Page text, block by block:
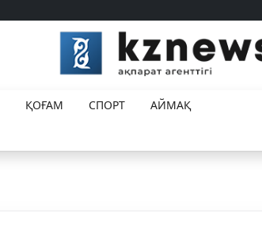
ҚОҒАМ СПОРТ
АЙМАҚ